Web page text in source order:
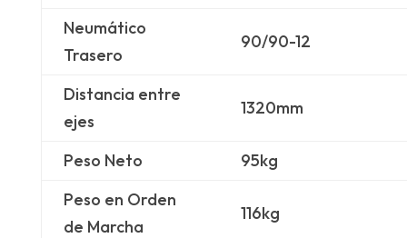
Neumático
Trasero
90/90-12
Distancia entre
ejes
1320mm
Peso Neto
95kg
Peso en Orden
de Marcha
116kg